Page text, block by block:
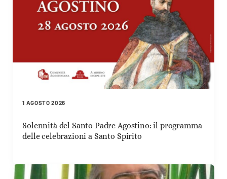
1 AGOSTO 2026
Solennità del Santo Padre Agostino: il programma
delle celebrazioni a Santo Spirito